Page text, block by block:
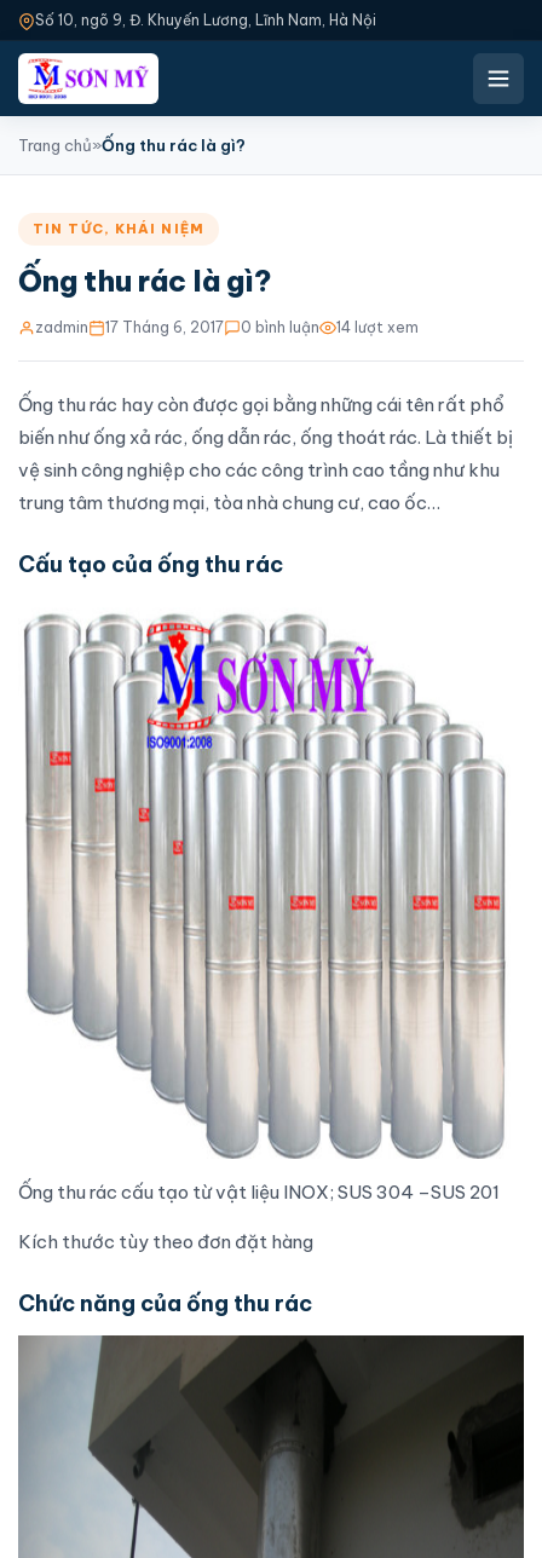
Số 10, ngõ 9, Đ. Khuyến Lương, Lĩnh Nam, Hà Nội
Trang chủ»Ống thu rác là gì?
TIN TỨC, KHÁI NIỆM
Ống thu rác là gì?
zadmin 17 Tháng 6, 2017 0 bình luận 14 lượt xem
Ống thu rác hay còn được gọi bằng những cái tên rất phổ
biến như ống xả rác, ống dẫn rác, ống thoát rác. Là thiết bị
vệ sinh công nghiệp cho các công trình cao tầng như khu
trung tâm thương mại, tòa nhà chung cư, cao ốc…
Cấu tạo của ống thu rác
Ống thu rác cấu tạo từ vật liệu INOX; SUS 304 –SUS 201
Kích thước tùy theo đơn đặt hàng
Chức năng của ống thu rác